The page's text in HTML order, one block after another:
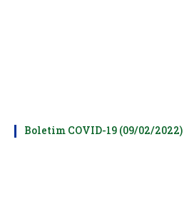
Boletim COVID-19 (09/02/2022)